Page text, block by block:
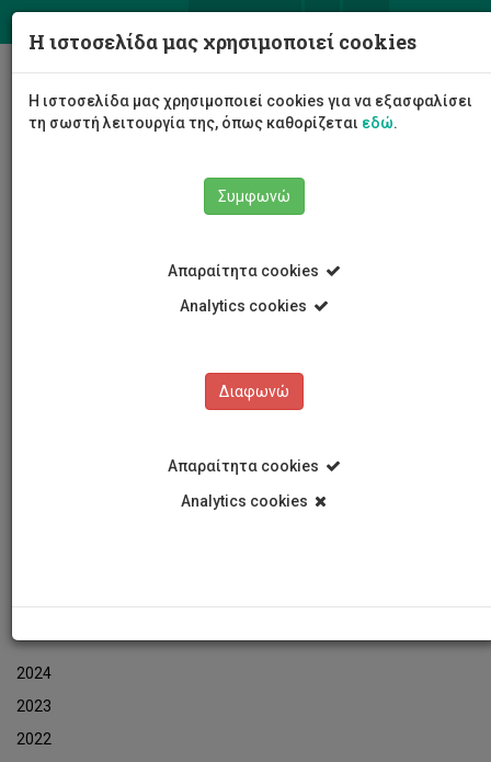
2024
2023
2022
Η ιστοσελίδα μας χρησιμοποιεί cookies
Η ιστοσελίδα μας χρησιμοποιεί cookies για να εξασφαλίσει
τη σωστή λειτουργία της, όπως καθορίζεται εδώ.
Συμφωνώ
Απαραίτητα cookies
Analytics cookies
Διαφωνώ
Απαραίτητα cookies
Analytics cookies